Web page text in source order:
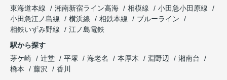
東海道本線
湘南新宿ライン高海 相模線
小田急小田原線
小田急江ノ島線
横浜線 相鉄本線
ブルーライン
相鉄いずみ野線
江ノ島電鉄
駅から探す
茅ケ崎
辻堂 平塚 海老名 本厚木 淵野辺
湘南台
橋本
藤沢 香川